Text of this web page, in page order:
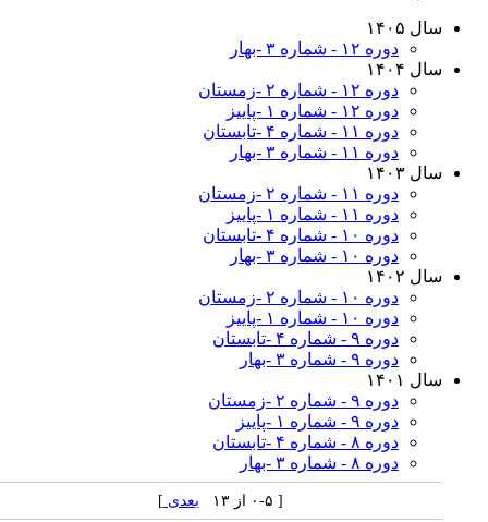
سال ۱۴۰۵
دوره ۱۲ - شماره ۳ -بهار
سال ۱۴۰۴
دوره ۱۲ - شماره ۲ -زمستان
دوره ۱۲ - شماره ۱ -پاییز
دوره ۱۱ - شماره ۴ -تابستان
دوره ۱۱ - شماره ۳ -بهار
سال ۱۴۰۳
دوره ۱۱ - شماره ۲ -زمستان
دوره ۱۱ - شماره ۱ -پاییز
دوره ۱۰ - شماره ۴ -تابستان
دوره ۱۰ - شماره ۳ -بهار
سال ۱۴۰۲
دوره ۱۰ - شماره ۲ -زمستان
دوره ۱۰ - شماره ۱ -پاییز
دوره ۹ - شماره ۴ -تابستان
دوره ۹ - شماره ۳ -بهار
سال ۱۴۰۱
دوره ۹ - شماره ۲ -زمستان
دوره ۹ - شماره ۱ -پاییز
دوره ۸ - شماره ۴ -تابستان
دوره ۸ - شماره ۳ -بهار
[ ۰-۵ از ۱۳ بعدی ]